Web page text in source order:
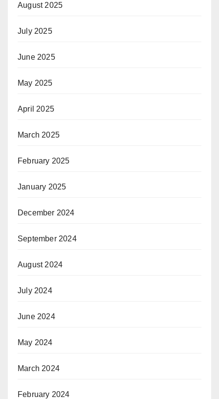
August 2025
July 2025
June 2025
May 2025
April 2025
March 2025
February 2025
January 2025
December 2024
September 2024
August 2024
July 2024
June 2024
May 2024
March 2024
February 2024